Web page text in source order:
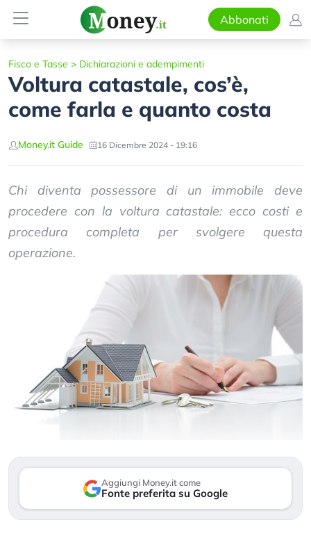
Abbonati
Fisco e Tasse > Dichiarazioni e adempimenti
Voltura catastale, cos’è,
come farla e quanto costa
Money.it Guide 16 Dicembre 2024 - 19:16
Chi diventa possessore di un immobile deve
procedere con la voltura catastale: ecco costi e
procedura completa per svolgere questa
operazione.
Aggiungi Money.it come
Fonte preferita su Google